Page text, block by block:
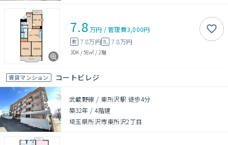
7.8万円 /管理費3,000円
敷 7.8万円礼 7.8万円
3DK /58㎡/ 2階
賃貸マンション コートビレジ
武蔵野線 / 東所沢駅 徒歩4分
築32年 /4階建
埼玉県所沢市東所沢2丁目